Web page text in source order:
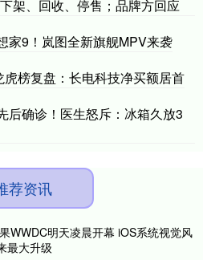
架、回收、停售；品牌方回应
家9！岚图全新旗舰MPV来袭
榜复盘：长电科技净买额居首
后确诊！医生怒斥：冰箱久放3
荐资讯
WWDC明天凌晨开幕 iOS系统视觉风
最大升级